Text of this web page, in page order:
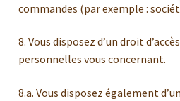
commandes (par exemple :
8. Vous disposez d’un droit
personnelles vous concernant.
8.a. Vous disposez également